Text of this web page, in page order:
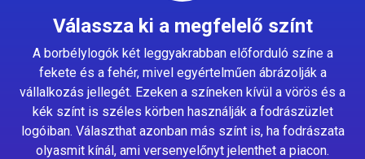
Válassza ki a megfelelő színt
A borbélylogók két leggyakrabban előforduló színe a
fekete és a fehér, mivel egyértelműen ábrázolják a
vállalkozás jellegét. Ezeken a színeken kívül a vörös és a
kék színt is széles körben használják a fodrászüzlet
logóiban. Választhat azonban más színt is, ha fodrászata
olyasmit kínál, ami versenyelőnyt jelenthet a piacon.